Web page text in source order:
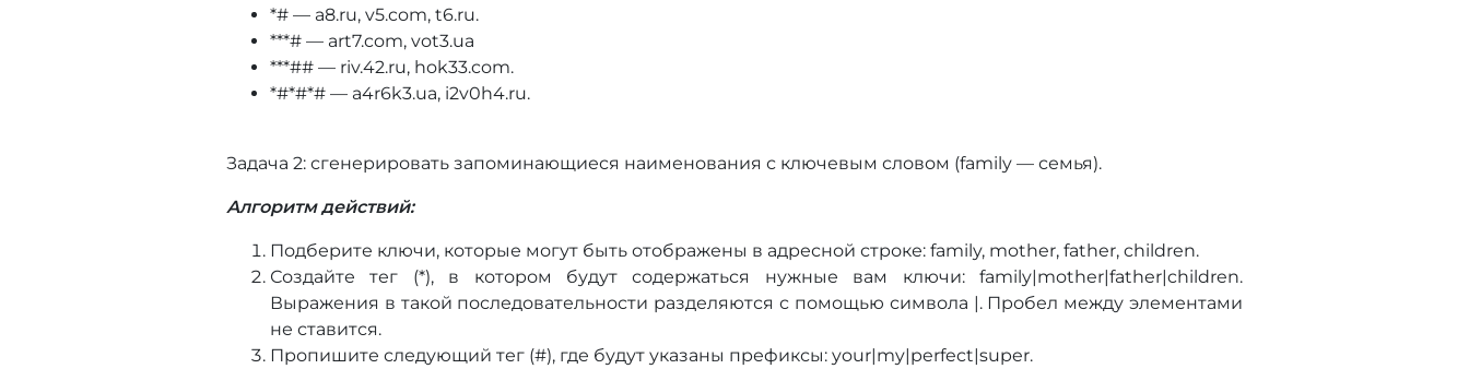
*# — a8.ru, v5.com, t6.ru.
***# — art7.com, vot3.ua
***## — riv.42.ru, hok33.com.
*#*#*# — a4r6k3.ua, i2v0h4.ru.
Задача 2: сгенерировать запоминающиеся наименования с ключевым словом (family — семья).
Алгоритм действий:
Подберите ключи, которые могут быть отображены в адресной строке: family, mother, father, children.
Создайте тег (*), в котором будут содержаться нужные вам ключи: family|mother|father|children.
Выражения в такой последовательности разделяются с помощью символа |. Пробел между элементами
не ставится.
Пропишите следующий тег (#), где будут указаны префиксы: your|my|perfect|super.